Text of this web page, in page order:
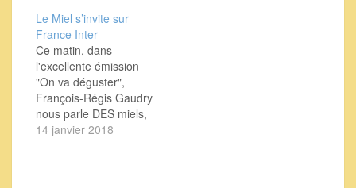
Le Miel s’invite sur
France Inter
Ce matin, dans
l'excellente émission
"On va déguster",
François-Régis Gaudry
nous parle DES miels,
pour commencer de
14 janvier 2018